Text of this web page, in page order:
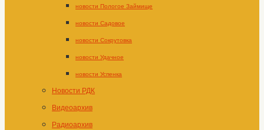
новости Пологое Займище
новости Садовое
новости Сокрутовка
новости Удачное
новости Успенка
Новости РДК
Видеоархив
Радиоархив